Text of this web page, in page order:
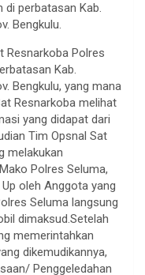
di perbatasan Kab.
Bengkulu.
Resnarkoba Polres
Kab.
Bengkulu, yang mana
Resnarkoba melihat
yang didapat dari
Tim Opsnal Sat
melakukan
Polres Seluma,
oleh Anggota yang
Seluma langsung
dimaksud.Setelah
memerintahkan
dikemudikannya,
Penggeledahan